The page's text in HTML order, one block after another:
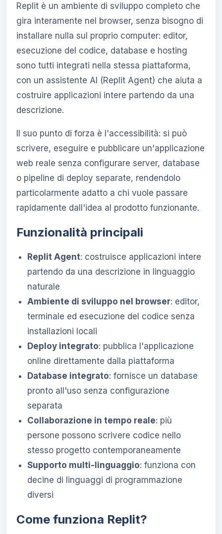
Replit è un ambiente di sviluppo completo che
gira interamente nel browser, senza bisogno di
installare nulla sul proprio computer: editor,
esecuzione del codice, database e hosting
sono tutti integrati nella stessa piattaforma,
con un assistente AI (Replit Agent) che aiuta a
costruire applicazioni intere partendo da una
descrizione.
Il suo punto di forza è l'accessibilità: si può
scrivere, eseguire e pubblicare un'applicazione
web reale senza configurare server, database
o pipeline di deploy separate, rendendolo
particolarmente adatto a chi vuole passare
rapidamente dall'idea al prodotto funzionante.
Funzionalità principali
Replit Agent: costruisce applicazioni intere
partendo da una descrizione in linguaggio
naturale
Ambiente di sviluppo nel browser: editor,
terminale ed esecuzione del codice senza
installazioni locali
Deploy integrato: pubblica l'applicazione
online direttamente dalla piattaforma
Database integrato: fornisce un database
pronto all'uso senza configurazione
separata
Collaborazione in tempo reale: più
persone possono scrivere codice nello
stesso progetto contemporaneamente
Supporto multi-linguaggio: funziona con
decine di linguaggi di programmazione
diversi
Come funziona Replit?